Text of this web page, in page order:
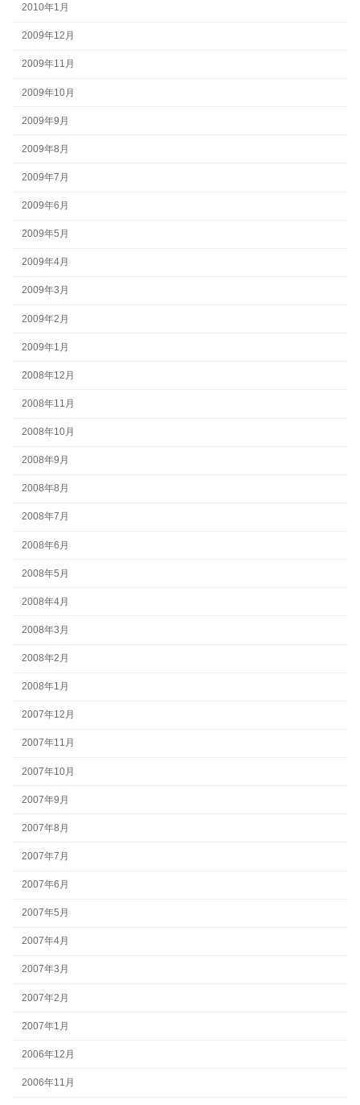
2010年1月
2009年12月
2009年11月
2009年10月
2009年9月
2009年8月
2009年7月
2009年6月
2009年5月
2009年4月
2009年3月
2009年2月
2009年1月
2008年12月
2008年11月
2008年10月
2008年9月
2008年8月
2008年7月
2008年6月
2008年5月
2008年4月
2008年3月
2008年2月
2008年1月
2007年12月
2007年11月
2007年10月
2007年9月
2007年8月
2007年7月
2007年6月
2007年5月
2007年4月
2007年3月
2007年2月
2007年1月
2006年12月
2006年11月